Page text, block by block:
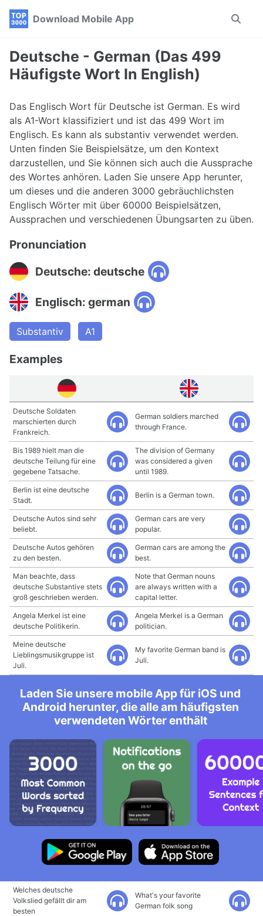
Skip
navigation
Skip
Skip
Download Mobile App
Toggle
Deutsche - German (Das 499
Häufigste Wort In English)
Das Englisch Wort für Deutsche ist German. Es wird
als A1-Wort klassifiziert und ist das 499 Wort im
Englisch. Es kann als substantiv verwendet werden.
Unten finden Sie Beispielsätze, um den Kontext
darzustellen, und Sie können sich auch die Aussprache
des Wortes anhören. Laden Sie unsere App herunter,
um dieses und die anderen 3000 gebräuchlichsten
Englisch Wörter mit über 60000 Beispielsätzen,
Aussprachen und verschiedenen Übungsarten zu üben.
Pronunciation
Deutsche: deutsche
Englisch: german
Substantiv A1
Examples
Deutsche Soldaten
marschierten durch
Frankreich.
German soldiers marched
through France.
Bis 1989 hielt man die
deutsche Teilung für eine
gegebene Tatsache.
The division of Germany
was considered a given
until 1989.
Berlin ist eine deutsche
Stadt.
Berlin is a German town.
Deutsche Autos sind sehr
beliebt.
German cars are very
popular.
Deutsche Autos gehören
zu den besten.
German cars are among the
best.
Man beachte, dass
deutsche Substantive stets
groß geschrieben werden.
Note that German nouns
are always written with a
capital letter.
Angela Merkel ist eine
deutsche Politikerin.
Angela Merkel is a German
politician.
Meine deutsche
Lieblingsmusikgruppe ist
Juli.
My favorite German band is
Juli.
Laden Sie unsere mobile App für iOS und
Android herunter, die alle am häufigsten
verwendeten Wörter enthält
Welches deutsche
Volkslied gefällt dir am
besten
What's your favorite
German folk song